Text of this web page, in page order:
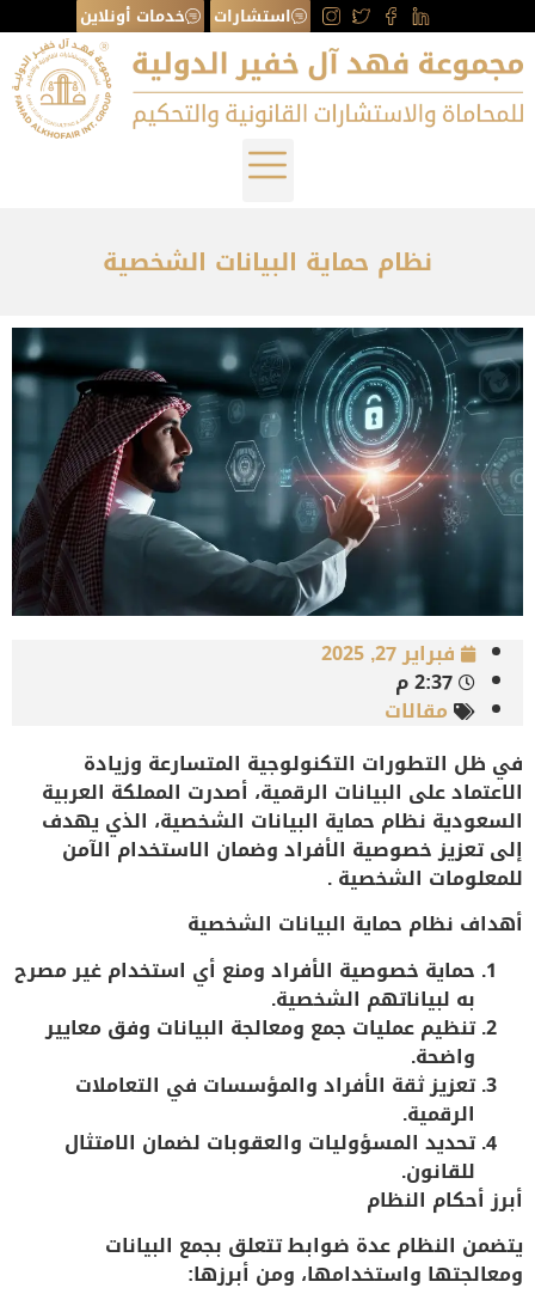
استشارات خدمات أونلاين
نظام حماية البيانات الشخصية
فبراير 27, 2025
2:37 م
مقالات
في ظل التطورات التكنولوجية المتسارعة وزيادة
الاعتماد على البيانات الرقمية، أصدرت المملكة العربية
السعودية نظام حماية البيانات الشخصية، الذي يهدف
إلى تعزيز خصوصية الأفراد وضمان الاستخدام الآمن
للمعلومات الشخصية .
أهداف نظام حماية البيانات الشخصية
حماية خصوصية الأفرادومنع أي استخدام غير مصرح
به لبياناتهم الشخصية.
تنظيم عمليات جمع ومعالجة البيانات وفق معايير
واضحة.
تعزيز ثقة الأفراد والمؤسسات في التعاملات
الرقمية.
تحديد المسؤوليات والعقوبات لضمان الامتثال
للقانون.
أبرز أحكام النظام
يتضمن النظام عدة ضوابط تتعلق بجمع البيانات
ومعالجتها واستخدامها، ومن أبرزها: